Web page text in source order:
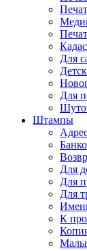
Для
Для
Штампы
Для
Для
Для
К